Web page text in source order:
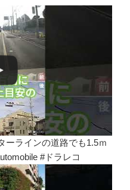
ーラインの道路でも1.5ｍ
#ドラレコ